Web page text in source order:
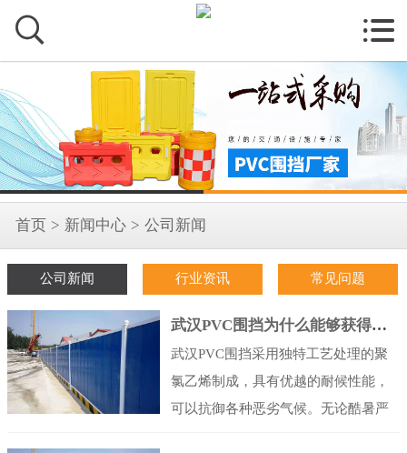


首页 > 新闻中心 > 公司新闻
公司新闻 行业资讯 常见问题
武汉PVC围挡为什么能够获得市场认可
武汉PVC围挡采用独特工艺处理的聚
氯乙烯制成，具有优越的耐候性能，
可以抗御各种恶劣气候。无论酷暑严